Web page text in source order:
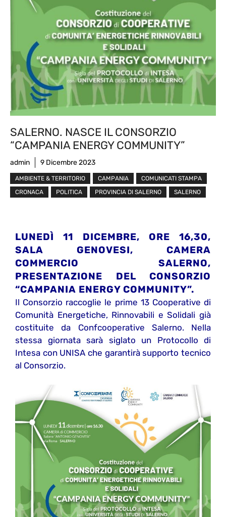
SALERNO. NASCE IL CONSORZIO
“CAMPANIA ENERGY COMMUNITY”
admin 9 Dicembre 2023
AMBIENTE & TERRITORIO CAMPANIA
COMUNICATI STAMPA
CRONACA
POLITICA PROVINCIA DI SALERNO SALERNO
LUNEDÌ 11 DICEMBRE, ORE 16,30,
SALA GENOVESI, CAMERA
COMMERCIO SALERNO,
PRESENTAZIONE DEL CONSORZIO
“CAMPANIA ENERGY COMMUNITY”.
Il Consorzio raccoglie le prime 13 Cooperative di
Comunità Energetiche, Rinnovabili e Solidali già
costituite da Confcooperative Salerno. Nella
stessa giornata sarà siglato un Protocollo di
Intesa con UNISA che garantirà supporto tecnico
al Consorzio.